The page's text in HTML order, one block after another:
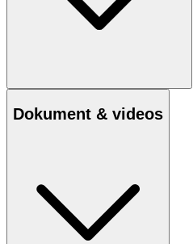
Dokument & videos